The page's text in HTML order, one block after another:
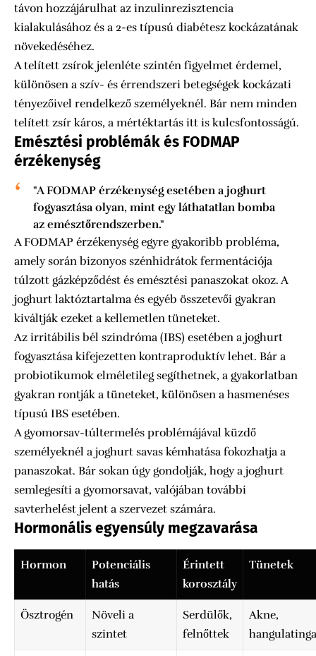
távon hozzájárulhat az inzulinrezisztencia
kialakulásához és a 2-es típusú diabétesz kockázatának
növekedéséhez.
A telített zsírok jelenléte szintén figyelmet érdemel,
különösen a szív- és érrendszeri betegségek kockázati
tényezőivel rendelkező személyeknél. Bár nem minden
telített zsír káros, a mértéktartás itt is kulcsfontosságú.
Emésztési problémák és FODMAP
érzékenység
"A FODMAP érzékenység esetében a joghurt
fogyasztása olyan, mint egy láthatatlan bomba
az emésztőrendszerben."
A FODMAP érzékenység egyre gyakoribb probléma,
amely során bizonyos szénhidrátok fermentációja
túlzott gázképződést és emésztési panaszokat okoz. A
joghurt laktóztartalma és egyéb összetevői gyakran
kiváltják ezeket a kellemetlen tüneteket.
Az irritábilis bél szindróma (IBS) esetében a joghurt
fogyasztása kifejezetten kontraproduktív lehet. Bár a
probiotikumok elméletileg segíthetnek, a gyakorlatban
gyakran rontják a tüneteket, különösen a hasmenéses
típusú IBS esetében.
A gyomorsav-túltermelés problémájával küzdő
személyeknél a joghurt savas kémhatása fokozhatja a
panaszokat. Bár sokan úgy gondolják, hogy a joghurt
semlegesíti a gyomorsavat, valójában további
savterhelést jelent a szervezet számára.
Hormonális egyensúly megzavarása
Hormon
Potenciális
hatás
Érintett
korosztály
Tünetek
Ösztrogén
Növeli a
szintet
Serdülők,
felnőttek
Akne,